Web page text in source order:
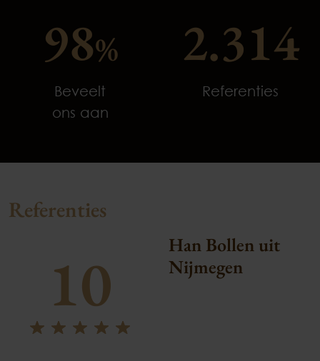
98%
Beveelt
ons aan
2.314
Referenties
Referenties
10
Han Bollen uit
Nijmegen